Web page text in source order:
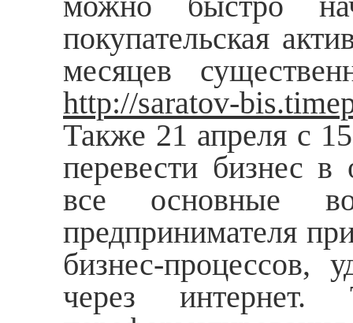
покупательская
месяцев
http://saratov-bis.
Также 21 апреля с
перевести бизнес
все основные
предпринимателя
бизнес-процессов,
через интернет.